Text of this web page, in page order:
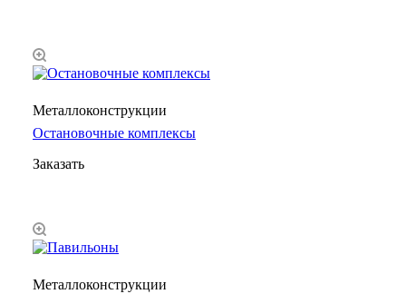
Металлоконструкции
Остановочные комплексы
Заказать
Металлоконструкции